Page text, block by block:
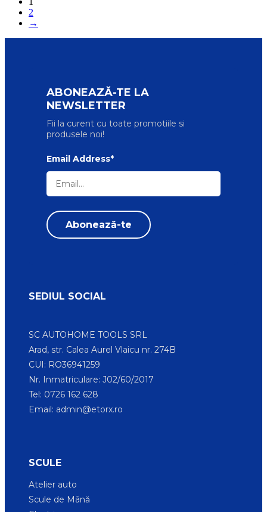
2
→
ABONEAZĂ-TE LA
NEWSLETTER
Fii la curent cu toate promotiile si
produsele noi!
Email Address*
SEDIUL SOCIAL
SC AUTOHOME TOOLS SRL
Arad, str. Calea Aurel Vlaicu nr. 274B
CUI: RO36941259
Nr. Inmatriculare: J02/60/2017
Tel: 0726 162 628
Email: admin@etorx.ro
SCULE
Atelier auto
Scule de Mână